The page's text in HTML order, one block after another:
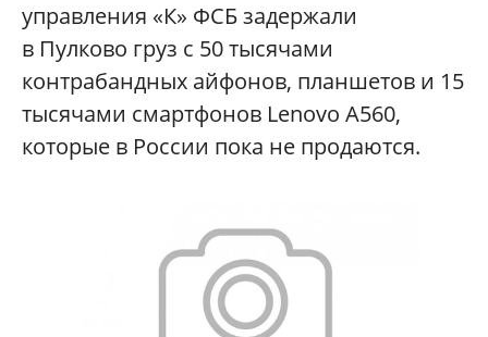
управления «К» ФСБ задержали
в Пулково груз с 50 тысячами
контрабандных айфонов, планшетов и 15
тысячами смартфонов Lenovo А560,
которые в России пока не продаются.